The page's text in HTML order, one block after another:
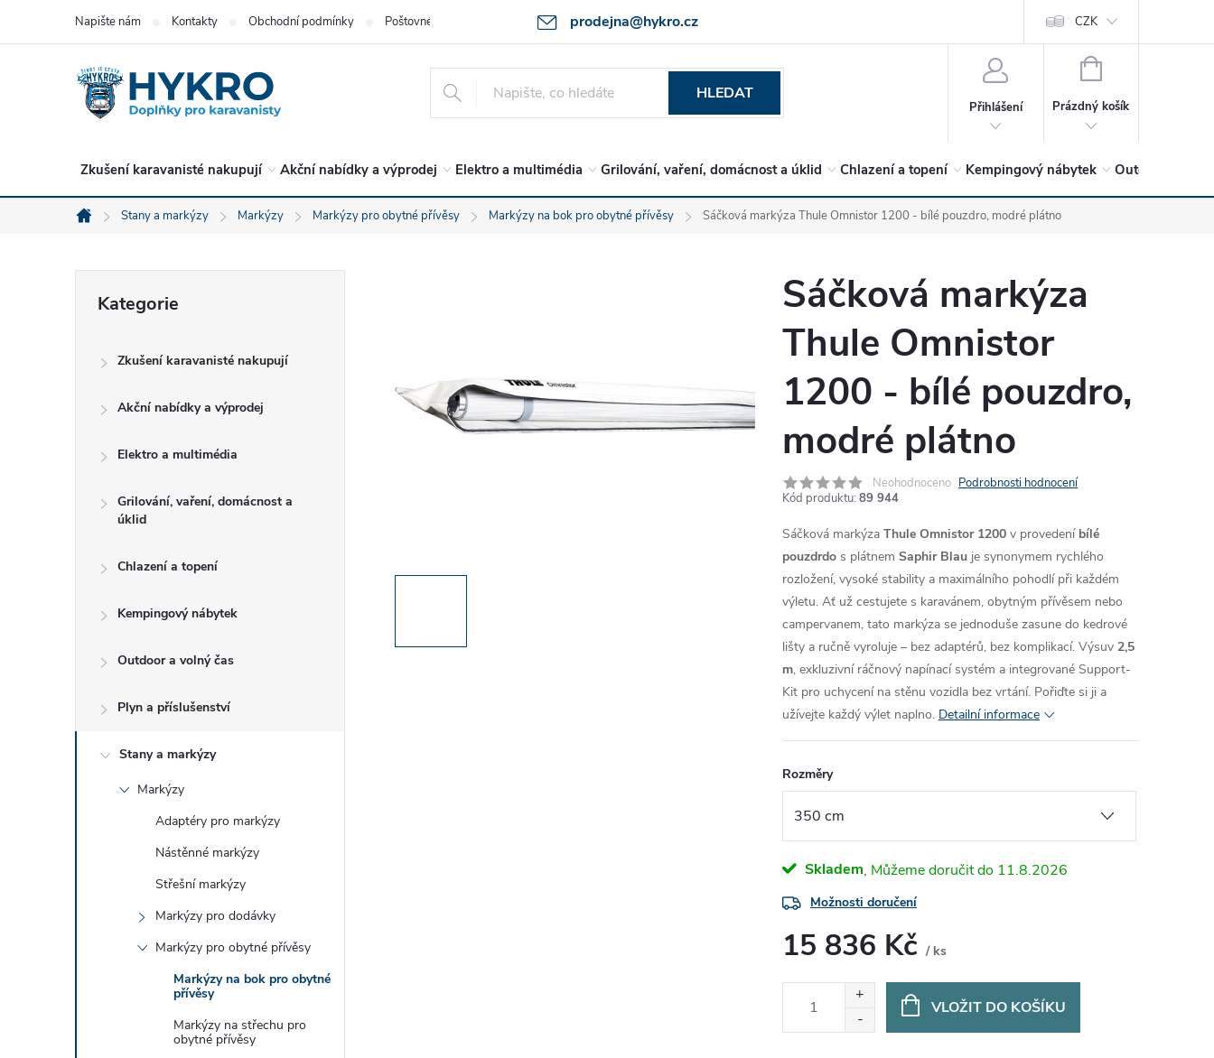
prodejna@hykro.cz
Napište nám Kontakty Obchodní podmínky Poštovné Ochrana osob. údajů - GDPR Postup při reklamaci -jak zboží vrátit? O společnosti Hodnocení obchodu
CZK
HLEDAT
Přihlášení
NÁKUPNÍ
Prázdný košík
Zkušení karavanisté nakupují Akční nabídky a výprodej Elektro a multimédia Grilování, vaření, domácnost a úklid Chlazení a topení Kempingový nábytek Outdoor a
Domů
Stany a markýzy Markýzy Markýzy pro obytné přívěsy Markýzy na bok pro obytné přívěsy Sáčková markýza Thule Omnistor 1200 - bílé pouzdro, modré plátno
a
kategorie
Kategorie
Zkušení karavanisté nakupují
Akční nabídky a výprodej
Elektro a multimédia
Grilování, vaření, domácnost a
úklid
Chlazení a topení
Kempingový nábytek
Outdoor a volný čas
Plyn a příslušenství
Stany a markýzy
Markýzy
Adaptéry pro markýzy
Nástěnné markýzy
Střešní markýzy
Markýzy pro dodávky
Markýzy pro obytné přívěsy
Markýzy na bok pro obytné
přívěsy
Markýzy na střechu pro
obytné přívěsy
Sáčková markýza
Thule Omnistor
1200 - bílé pouzdro,
modré plátno
Neohodnoceno Podrobnosti hodnocení
Kód produktu: 89 944
Sáčková markýza Thule Omnistor 1200 v provedení bílé
pouzdrdo s plátnem Saphir Blau je synonymem rychlého
rozložení, vysoké stability a maximálního pohodlí při každém
výletu. Ať už cestujete s karavánem, obytným přívěsem nebo
campervanem, tato markýza se jednoduše zasune do kedrové
lišty a ručně vyroluje – bez adaptérů, bez komplikací. Výsuv 2,5
m, exkluzivní ráčnový napínací systém a integrované Support-
Kit pro uchycení na stěnu vozidla bez vrtání. Pořiďte si ji a
užívejte každý výlet naplno. Detailní informace
Rozměry
Skladem 11.8.2026
Možnosti doručení
15 836 Kč / ks
VLOŽIT DO KOŠÍKU